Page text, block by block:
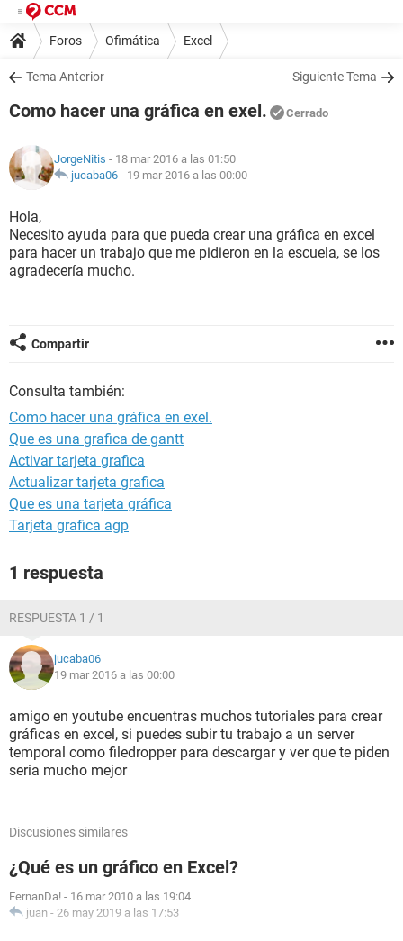
Foros Ofimática Excel
Tema Anterior Siguiente Tema
Como hacer una gráfica en exel. Cerrado
JorgeNitis - 18 mar 2016 a las 01:50
jucaba06 - 19 mar 2016 a las 00:00
Hola,
Necesito ayuda para que pueda crear una gráfica en excel
para hacer un trabajo que me pidieron en la escuela, se los
agradecería mucho.
Compartir
Consulta también:
Como hacer una gráfica en exel.
Que es una grafica de gantt
Activar tarjeta grafica
Actualizar tarjeta grafica
Que es una tarjeta gráfica
Tarjeta grafica agp
1 respuesta
RESPUESTA 1 / 1
jucaba06
19 mar 2016 a las 00:00
amigo en youtube encuentras muchos tutoriales para crear
gráficas en excel, si puedes subir tu trabajo a un server
temporal como filedropper para descargar y ver que te piden
seria mucho mejor
Discusiones similares
¿Qué es un gráfico en Excel?
FernanDa! - 16 mar 2010 a las 19:04
juan - 26 may 2019 a las 17:53